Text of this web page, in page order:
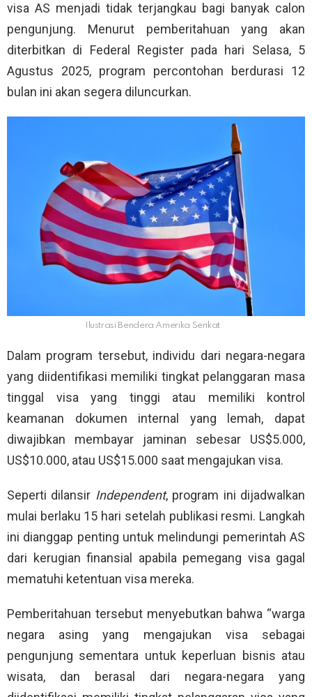
visa AS menjadi tidak terjangkau bagi banyak calon
pengunjung. Menurut pemberitahuan yang akan
diterbitkan di Federal Register pada hari Selasa, 5
Agustus 2025, program percontohan berdurasi 12
bulan ini akan segera diluncurkan.
Ilustrasi Bendera Amerika Serikat
Dalam program tersebut, individu dari negara-negara
yang diidentifikasi memiliki tingkat pelanggaran masa
tinggal visa yang tinggi atau memiliki kontrol
keamanan dokumen internal yang lemah, dapat
diwajibkan membayar jaminan sebesar US$5.000,
US$10.000, atau US$15.000 saat mengajukan visa.
Seperti dilansir Independent, program ini dijadwalkan
mulai berlaku 15 hari setelah publikasi resmi. Langkah
ini dianggap penting untuk melindungi pemerintah AS
dari kerugian finansial apabila pemegang visa gagal
mematuhi ketentuan visa mereka.
Pemberitahuan tersebut menyebutkan bahwa “warga
negara asing yang mengajukan visa sebagai
pengunjung sementara untuk keperluan bisnis atau
wisata, dan berasal dari negara-negara yang